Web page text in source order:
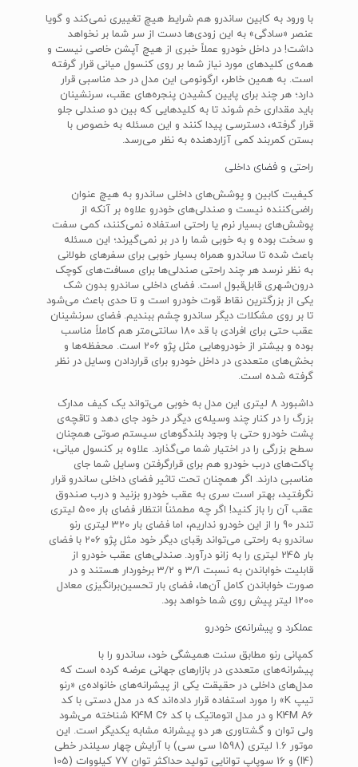
با ورود به کابین ساندرو هم شرایط هیچ تغییری نمی‌کند و گویا
عنصر «سادگی» به این زودی‌ها دست از سر شما بر نخواهد
داشت! در داخل خودرو عملاً خبری از هیچ آپشن خاصی نیست و
همه‌ی کلید‌های مورد نیاز شما بر روی کنسول میانی قرار گرفته
است. به همین خاطر، ارگونومی این مدل در حد مناسبی قرار
دارد؛ هر چند برای پایین کشیدن پنجره‌های عقب، سرنشینان
باید مقداری خم شوند تا به کلید‌هایی که بین دو صندلی جلو
قرار گرفته، دسترسی پیدا کنند و این مسئله به خصوص با
بستن کمربند کمی آزاردهنده به نظر می‌رسد.
راحتی و فضای داخلی
کیفیت کابین و پوشش‌های داخلی ساندرو به هیچ عنوان
راضی‌کننده نیست و صندلی‌های خودرو علاوه بر آنکه از
پوشش‌های بسیار نرم یا راحتی استفاده نمی‌کنند، کمی سفت
و سخت بوده و به خوبی شما را در بر نمی‌گیرند؛ این مسئله
باعث شده تا ساندرو همراه بسیار خوبی برای سفرهای طولانی
به نظر نرسد هر چند راحتی صندلی‌ها برای مسافت‌های کوچک
درون‌شهری قابل‌قبول است. فضای داخلی ساندرو بدون شک
یکی از بزرگترین نقاط قوت خودرو است و تا حدی باعث می‌شود
تا بر روی مشکلات دیگر ساندرو چشم ببندیم. فضای سرنشینان
عقب حتی برای افرادی با قد 180 سانتی‌متر هم کاملاً مناسب
بوده و بیشتر از خودروهایی مثل پژو 206 است. محفظه‌ها و
بخش‌های متعددی در داخل خودرو برای قراردادن وسایل در نظر
گرفته شده است.
داشبورد 8 لیتری این مدل به خوبی می‌تواند یک کیف مدارک
بزرگ را در کنار چند وسیله‌ی دیگر در خود جای دهد و تاقچه‌ی
پشت خودرو حتی با وجود بلندگوهای سیستم صوتی همچنان
سطح بزرگی را در اختیار شما می‌گذارد. علاوه بر کنسول میانی،
پاکت‌های درب خودرو هم برای قرارگرفتن وسایل شما جای
مناسبی دارند. اگر همچنان تحت تاثیر فضای داخلی ساندرو قرار
نگرفتید، بهتر است سری به عقب خودرو بزنید و درب صندوق
عقب آن را باز کنید! اگر چه مطمئناً انتظار فضای بار 500 لیتری
تندر 90 را از این خودرو نداریم، اما فضای بار 320 لیتری رنو
ساندرو به راحتی می‌تواند رقبای دیگر خود مثل پژو 206 با فضای
بار 245 لیتری را به زانو درآورد. صندلی‌های عقب خودرو از
قابلیت خواباندن به نسبت 3/1 و 3/2 برخوردار هستند و در
صورت خواباندن کامل آن‌ها، فضای بار تحسین‌برانگیزی معادل
1200 لیتر پیش روی شما خواهد بود.
عملکرد و پیشرانه‌ی خودرو
کمپانی رنو مطابق سنت همیشگی خود، ساندرو را با
پیشرانه‌های متعددی در بازارهای جهانی عرضه کرده است که
مدل‌های داخلی در حقیقت یکی از پیشرانه‌های خانواده‌ی «رنو
تیپ K» را مورد استفاده قرار داده‌اند که در مدل دستی با کد
K4M A6 و در مدل اتوماتیک با کد K4M C6 شناخته می‌شود
ولی توان و گشتاوری هر دو پیشرانه مشابه یکدیگر است. این
موتور 1.6 لیتری (1598 سی سی) با آرایش چهار سیلندر خطی
(I4) و 16 سوپاپ توانایی تولید حداکثر توان 77 کیلووات (105